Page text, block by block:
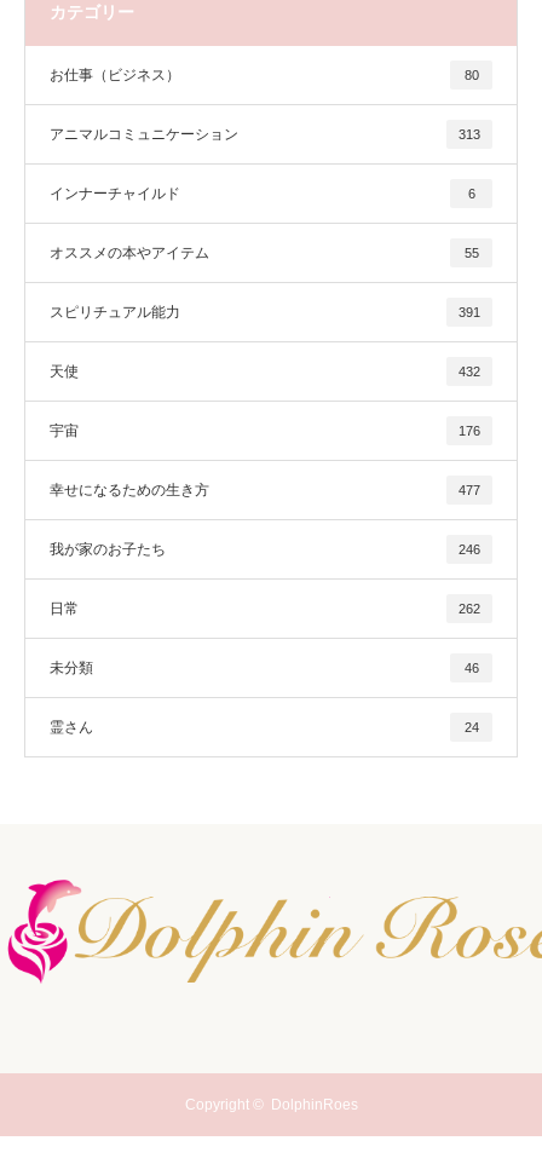
カテゴリー
お仕事（ビジネス） 80
アニマルコミュニケーション 313
インナーチャイルド 6
オススメの本やアイテム 55
スピリチュアル能力 391
天使 432
宇宙 176
幸せになるための生き方 477
我が家のお子たち 246
日常 262
未分類 46
霊さん 24
Copyright © DolphinRoes